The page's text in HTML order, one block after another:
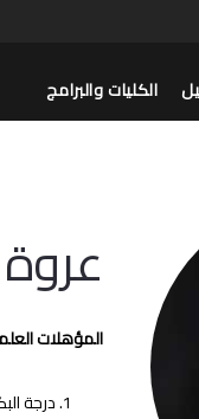
الكليات والبرامج
المؤهلات
درجة